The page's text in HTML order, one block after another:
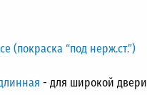
(покраска “под нерж.ст.”)
- для широкой